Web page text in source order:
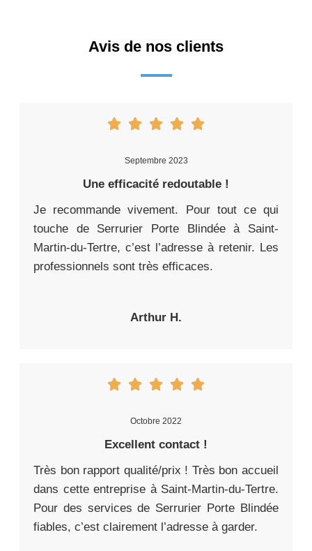
Avis de nos clients
Septembre 2023
Une efficacité redoutable !
Je recommande vivement. Pour tout ce qui
touche de Serrurier Porte Blindée à Saint-
Martin-du-Tertre, c’est l’adresse à retenir. Les
professionnels sont très efficaces.
Arthur H.
Octobre 2022
Excellent contact !
Très bon rapport qualité/prix ! Très bon accueil
dans cette entreprise à Saint-Martin-du-Tertre.
Pour des services de Serrurier Porte Blindée
fiables, c’est clairement l’adresse à garder.